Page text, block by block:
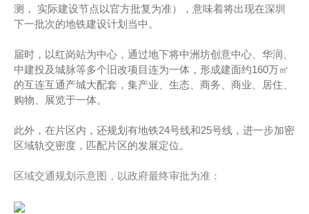
测， 实际建设节点以官方批复为准），意味着将出现在深圳
下一批次的地铁建设计划当中。
届时，以红岗站为中心，通过地下将中洲坊创意中心、华润、
中建投及城脉等多个旧改项目连为一体，形成建面约160万㎡
的互连互通产城大配套，集产业、生态、商务、商业、居住、
购物、展览于一体。
此外，在片区内，还规划有地铁24号线和25号线，进一步加密
区域轨交密度，匹配片区的发展定位。
区域交通规划示意图，以政府最终审批为准：